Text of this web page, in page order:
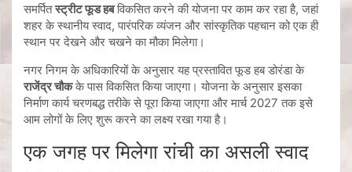
समर्पितस्ट्रीट फूड हबविकसित करने की योजना पर काम कर रहा है, जहां
शहर के स्थानीय स्वाद, पारंपरिक व्यंजन और सांस्कृतिक पहचान को एक ही
स्थान पर देखने और चखने का मौका मिलेगा।
नगर निगम के अधिकारियों के अनुसार यह प्रस्तावित फूड हब डोरंडा के
राजेंद्र चौकके पास विकसित किया जाएगा। योजना के अनुसार इसका
निर्माण कार्य चरणबद्ध तरीके से पूरा किया जाएगा और मार्च 2027 तक इसे
आम लोगों के लिए शुरू करने का लक्ष्य रखा गया है।
एक जगह पर मिलेगा रांची का असली स्वाद